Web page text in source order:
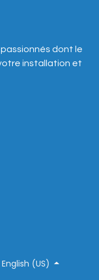
dont le
installation et
English (US)